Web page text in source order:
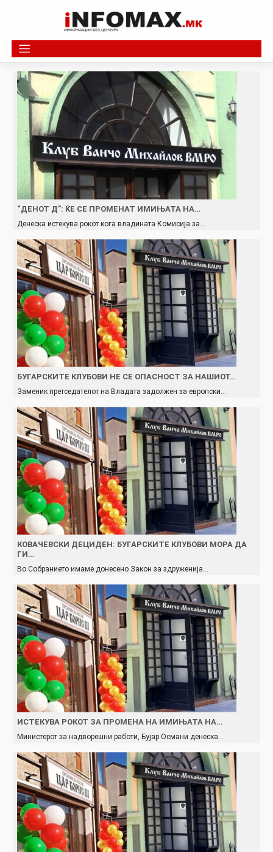
“ДЕНОТ Д”: ЌЕ СЕ ПРОМЕНАТ ИМИЊАТА НА…
Денеска истекува рокот кога владината Комисија за…
БУГАРСКИТЕ КЛУБОВИ НЕ СЕ ОПАСНОСТ ЗА НАШИОТ…
Заменик претседателот на Владата задолжен за европски…
КОВАЧЕВСКИ ДЕЦИДЕН: БУГАРСКИТЕ КЛУБОВИ МОРА ДА
ГИ…
Во Собранието имаме донесено Закон за здруженија…
ИСТЕКУВА РОКОТ ЗА ПРОМЕНА НА ИМИЊАТА НА…
Министерот за надворешни работи, Бујар Османи денеска…